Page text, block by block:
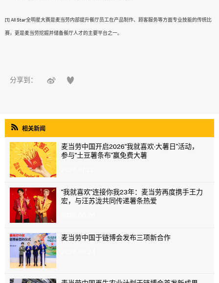
[1] All Star全明星大赛是麦当劳内部提升餐厅员工在产品制作、顾客服务等方面专业技能的传统比
赛，更是麦当劳挖掘并储备餐厅人才的主要平台之一。
分享到：  
 相关新闻
麦当劳中国开启2026“我就喜欢·大薯日”活动，
参与“土豆薯条布”赢免费大薯
“我就喜欢”连接你我23年：麦当劳再度携手王力
宏，与汪苏泷共同传递薯条热爱
麦当劳中国于链博会发布三项新合作